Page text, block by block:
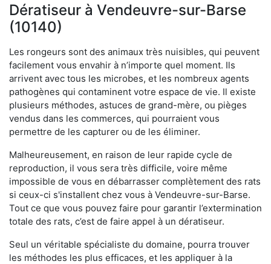
Dératiseur à Vendeuvre-sur-Barse
(10140)
Les rongeurs sont des animaux très nuisibles, qui peuvent
facilement vous envahir à n’importe quel moment. Ils
arrivent avec tous les microbes, et les nombreux agents
pathogènes qui contaminent votre espace de vie. Il existe
plusieurs méthodes, astuces de grand-mère, ou pièges
vendus dans les commerces, qui pourraient vous
permettre de les capturer ou de les éliminer.
Malheureusement, en raison de leur rapide cycle de
reproduction, il vous sera très difficile, voire même
impossible de vous en débarrasser complètement des rats
si ceux-ci s'installent chez vous à Vendeuvre-sur-Barse.
Tout ce que vous pouvez faire pour garantir l’extermination
totale des rats, c’est de faire appel à un dératiseur.
Seul un véritable spécialiste du domaine, pourra trouver
les méthodes les plus efficaces, et les appliquer à la